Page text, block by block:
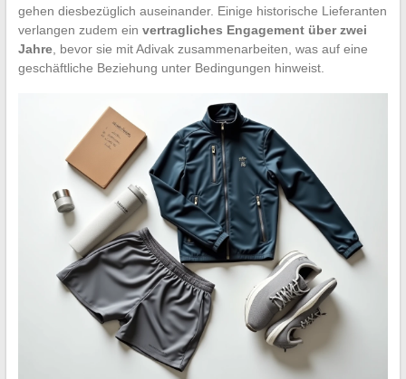
gehen diesbezüglich auseinander. Einige historische Lieferanten
verlangen zudem ein vertragliches Engagement über zwei
Jahre, bevor sie mit Adivak zusammenarbeiten, was auf eine
geschäftliche Beziehung unter Bedingungen hinweist.